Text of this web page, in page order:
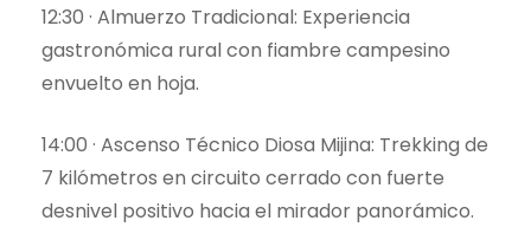
12:30 · Almuerzo Tradicional: Experiencia
gastronómica rural con fiambre campesino
envuelto en hoja.
14:00 · Ascenso Técnico Diosa Mijina: Trekking de
7 kilómetros en circuito cerrado con fuerte
desnivel positivo hacia el mirador panorámico.